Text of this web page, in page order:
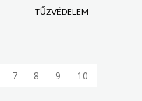
TŰZVÉDELEM
7 8 9 10